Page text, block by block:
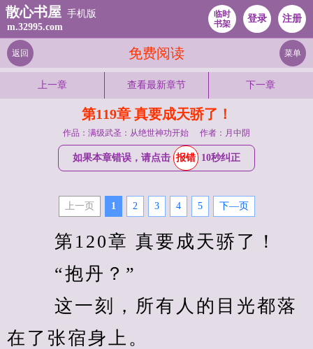
散心书屋 手机版
m.32995.com
临时
书架
登录 注册
免费阅读
返回 菜单
上一章 查看最新章节 下一章
第119章 真要成天骄了！
作品：满级武圣：从绝世神功开始 作者：月中阴
如果本章错误，请点击 报错 10秒纠正
上一页 1 2 3 4 5 下—页
第120章 真要成天骄了！
“抱丹？”
这一刻，所有人的目光都落
在了张宿身上。